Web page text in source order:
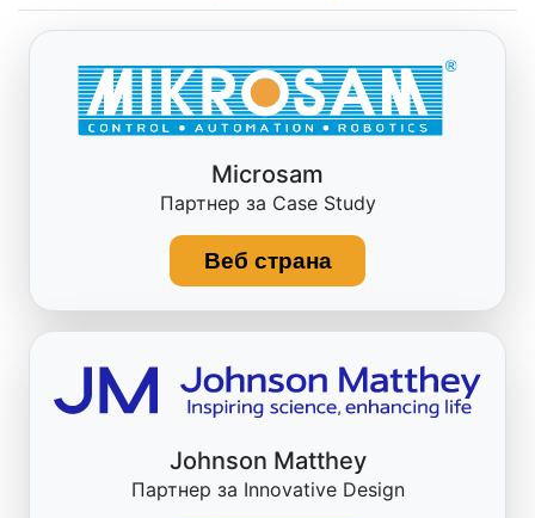
Microsam
Партнер за Case Study
Веб страна
Johnson Matthey
Партнер за Innovative Design